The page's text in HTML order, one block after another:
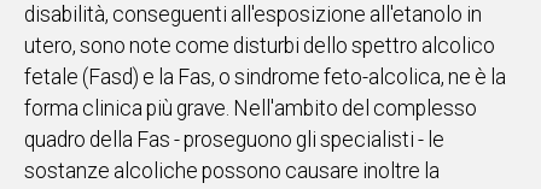
disabilità, conseguenti all'esposizione all'etanolo in
utero, sono note come disturbi dello spettro alcolico
fetale (Fasd) e la Fas, o sindrome feto-alcolica, ne è la
forma clinica più grave. Nell'ambito del complesso
quadro della Fas - proseguono gli specialisti - le
sostanze alcoliche possono causare inoltre la